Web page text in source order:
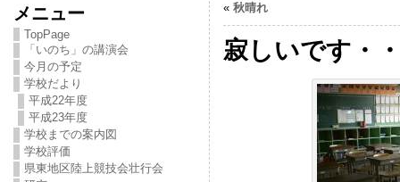
メニュー
TopPage
「いのち」の講演会
今月の予定
学校だより
平成22年度
平成23年度
学校までの案内図
学校評価
県東地区陸上競技会壮行会
« 秋晴れ
寂しいです・